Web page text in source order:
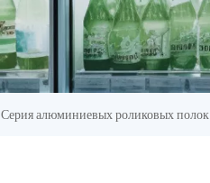
Серия алюминиевых роликовых полок